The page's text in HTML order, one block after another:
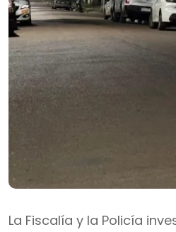
La Fiscalía y la Policía